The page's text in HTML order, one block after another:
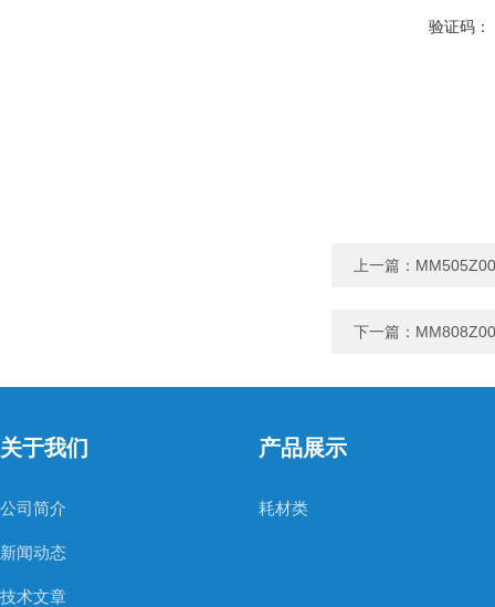
验证码：
上一篇：
下一篇：
关于我们
公司简介
新闻动态
技术文章
产品展示
耗材类